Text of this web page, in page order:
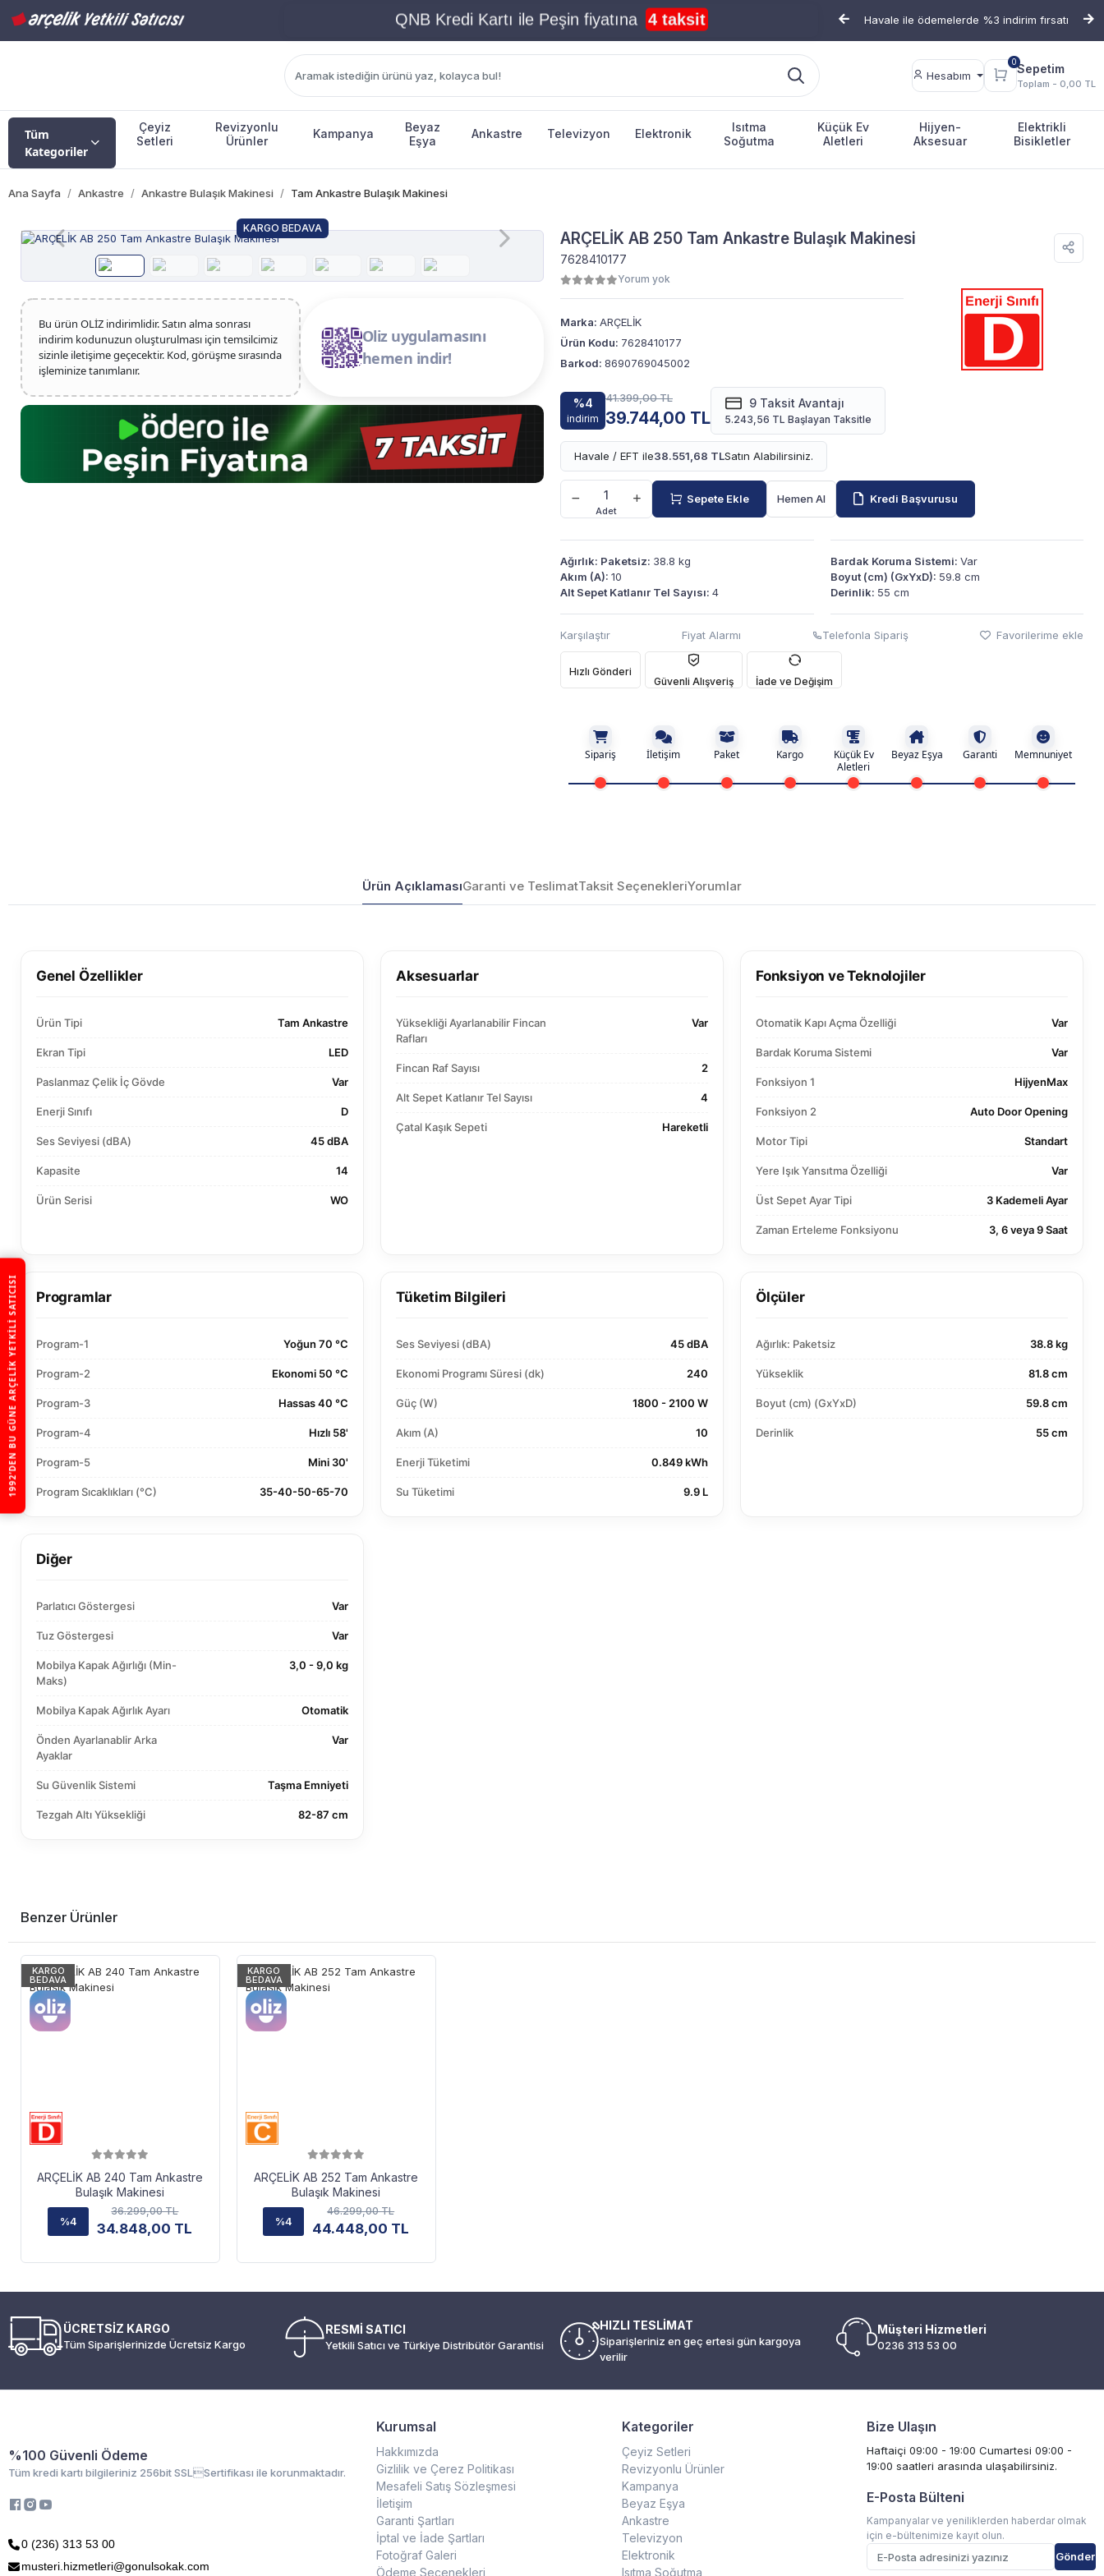
Halk Bankası ile Peşin fiyatına 4 taksit
Havale ile ödemelerde %3 indirim fırsatı
Hesabım
0
Sepetim
Toplam - 0,00 TL
1992’DEN BU GÜNE ARÇELIK YETKILI SATICISI
Tüm
Kategoriler
Çeyiz
Setleri
Revizyonlu
Ürünler
Kampanya
Beyaz
Eşya
Ankastre Televizyon Elektronik
Isıtma
Soğutma
Küçük Ev
Aletleri
Hijyen-
Aksesuar
Elektrikli
Bisikletler
Ana Sayfa Ankastre Ankastre Bulaşık Makinesi Tam Ankastre Bulaşık Makinesi
KARGO BEDAVA
Bu ürün OLİZ indirimlidir. Satın alma sonrası
indirim kodunuzun oluşturulması için temsilcimiz
sizinle iletişime geçecektir. Kod, görüşme sırasında
işleminize tanımlanır.
Oliz uygulamasını
hemen indir!
ARÇELİK AB 250 Tam Ankastre Bulaşık Makinesi
7628410177
Yorum yok
Marka: ARÇELİK
Ürün Kodu: 7628410177
Barkod: 8690769045002
%4
indirim
41.399,00 TL
39.744,00 TL
9 Taksit Avantajı
5.243,56 TL Başlayan Taksitle
Havale / EFT ile38.551,68 TLSatın Alabilirsiniz.
Adet
Sepete Ekle Hemen Al Kredi Başvurusu
Ağırlık: Paketsiz: 38.8 kg
Akım (A): 10
Alt Sepet Katlanır Tel Sayısı: 4
Bardak Koruma Sistemi: Var
Boyut (cm) (GxYxD): 59.8 cm
Derinlik: 55 cm
Karşılaştır Fiyat Alarmı Telefonla Sipariş Favorilerime ekle
Hızlı Gönderi
Güvenli Alışveriş
İade ve Değişim
Sipariş İletişim Paket Kargo
Küçük Ev
Aletleri
Beyaz Eşya Garanti Memnuniyet
Ürün AçıklamasıGaranti ve TeslimatTaksit SeçenekleriYorumlar
Genel Özellikler
Ürün Tipi Tam Ankastre
Ekran Tipi LED
Paslanmaz Çelik İç Gövde Var
Enerji Sınıfı D
Ses Seviyesi (dBA) 45 dBA
Kapasite 14
Ürün Serisi WO
Aksesuarlar
Yüksekliği Ayarlanabilir Fincan
Rafları
Var
Fincan Raf Sayısı 2
Alt Sepet Katlanır Tel Sayısı 4
Çatal Kaşık Sepeti Hareketli
Fonksiyon ve Teknolojiler
Otomatik Kapı Açma Özelliği Var
Bardak Koruma Sistemi Var
Fonksiyon 1 HijyenMax
Fonksiyon 2 Auto Door Opening
Motor Tipi Standart
Yere Işık Yansıtma Özelliği Var
Üst Sepet Ayar Tipi 3 Kademeli Ayar
Zaman Erteleme Fonksiyonu 3, 6 veya 9 Saat
Programlar
Program-1 Yoğun 70 °C
Program-2 Ekonomi 50 °C
Program-3 Hassas 40 °C
Program-4 Hızlı 58'
Program-5 Mini 30'
Program Sıcaklıkları (°C) 35-40-50-65-70
Tüketim Bilgileri
Ses Seviyesi (dBA) 45 dBA
Ekonomi Programı Süresi (dk) 240
Güç (W) 1800 - 2100 W
Akım (A) 10
Enerji Tüketimi 0.849 kWh
Su Tüketimi 9.9 L
Ölçüler
Ağırlık: Paketsiz 38.8 kg
Yükseklik 81.8 cm
Boyut (cm) (GxYxD) 59.8 cm
Derinlik 55 cm
Diğer
Parlatıcı Göstergesi Var
Tuz Göstergesi Var
Mobilya Kapak Ağırlığı (Min-
Maks)
3,0 - 9,0 kg
Mobilya Kapak Ağırlık Ayarı Otomatik
Önden Ayarlanablir Arka
Ayaklar
Var
Su Güvenlik Sistemi Taşma Emniyeti
Tezgah Altı Yüksekliği 82-87 cm
Benzer Ürünler
KARGO
BEDAVA
ARÇELİK AB 240 Tam Ankastre
Bulaşık Makinesi
%4
36.299,00 TL
34.848,00 TL
KARGO
BEDAVA
ARÇELİK AB 252 Tam Ankastre
Bulaşık Makinesi
%4
46.299,00 TL
44.448,00 TL
ÜCRETSİZ KARGO
Tüm Siparişlerinizde Ücretsiz Kargo
RESMİ SATICI
Yetkili Satıcı ve Türkiye Distribütör Garantisi
HIZLI TESLİMAT
Siparişleriniz en geç ertesi gün kargoya
verilir
Müşteri Hizmetleri
0236 313 53 00
%100 Güvenli Ödeme
Tüm kredi kartı bilgileriniz 256bit SSLSertifikası ile korunmaktadır.
0 (236) 313 53 00
musteri.hizmetleri@gonulsokak.com
Kurumsal
Hakkımızda
Gizlilik ve Çerez Politikası
Mesafeli Satış Sözleşmesi
İletişim
Garanti Şartları
İptal ve İade Şartları
Fotoğraf Galeri
Ödeme Seçenekleri
Kategoriler
Çeyiz Setleri
Revizyonlu Ürünler
Kampanya
Beyaz Eşya
Ankastre
Televizyon
Elektronik
Isıtma Soğutma
Bize Ulaşın
Haftaiçi 09:00 - 19:00 Cumartesi 09:00 -
19:00 saatleri arasında ulaşabilirsiniz.
E-Posta Bülteni
Kampanyalar ve yeniliklerden haberdar olmak
için e-bültenimize kayıt olun.
Gönder